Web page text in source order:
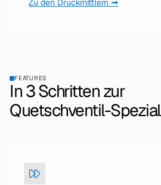
Zu den Druckmittlern ➞
FEATURES
In 3 Schritten zur
Quetschventil-